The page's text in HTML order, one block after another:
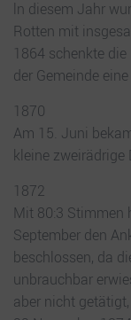
ln diesem Jahr
Rotten mit
1864 schenkte
der Gemeinde
1870
Am 15. Juni
kleine zweirädrige
1872
Mit 80:3 Stimmen
September den
beschlossen, da
unbrauchbar
aber nicht